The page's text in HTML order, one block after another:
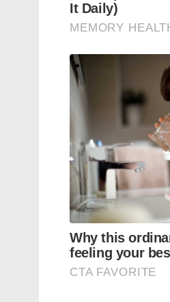
സ്ഥാപനങ്ങൾ
എഞ്ചിനീയറിംഗ്
സർക്കാർ
പരീക്ഷാ
ദൃശ്യമാകുന്നത്.
ഉടമകളും
വിദ്യാഭ്യാസ
ആസ്തികൾ
enforcement